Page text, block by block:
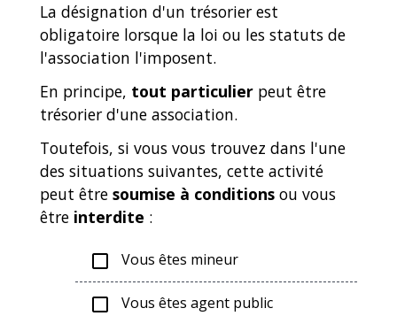
La désignation d'un trésorier est
obligatoire lorsque la loi ou les statuts de
l'association l'imposent.
En principe, tout particulier peut être
trésorier d'une association.
Toutefois, si vous vous trouvez dans l'une
des situations suivantes, cette activité
peut être soumise à conditions ou vous
être interdite :
check_box_outline_blank Vous êtes mineur
check_box_outline_blank Vous êtes agent public